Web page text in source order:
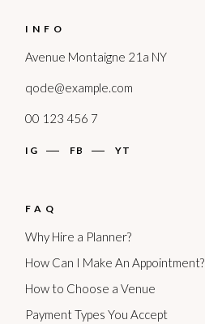
INFO
Avenue Montaigne 21a NY
qode@example.com
00 123 456 7
IG FB YT
FAQ
Why Hire a Planner?
How Can I Make An Appointment?
How to Choose a Venue
Payment Types You Accept